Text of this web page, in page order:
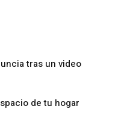
tras un video
de tu hogar